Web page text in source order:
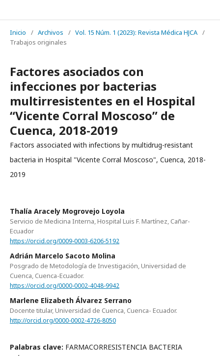
Inicio / Archivos / Vol. 15 Núm. 1 (2023): Revista Médica HJCA /
Trabajos originales
Factores asociados con
infecciones por bacterias
multirresistentes en el Hospital
“Vicente Corral Moscoso” de
Cuenca, 2018-2019
Factors associated with infections by multidrug-resistant
bacteria in Hospital "Vicente Corral Moscoso", Cuenca, 2018-
2019
Thalía Aracely Mogrovejo Loyola
Servicio de Medicina Interna, Hospital Luis F. Martínez, Cañar-
Ecuador
https://orcid.org/0009-0003-6206-5192
Adrián Marcelo Sacoto Molina
Posgrado de Metodología de Investigación, Universidad de
Cuenca, Cuenca-Ecuador.
https://orcid.org/0000-0002-4048-9942
Marlene Elizabeth Álvarez Serrano
Docente titular, Universidad de Cuenca, Cuenca- Ecuador.
http://orcid.org/0000-0002-4726-8050
Palabras clave: FARMACORRESISTENCIA BACTERIA